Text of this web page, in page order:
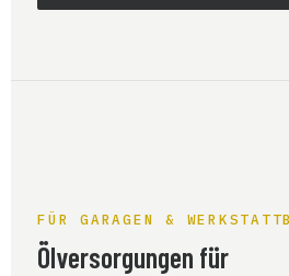
FÜR GARAGEN &
Ölversorgungen für